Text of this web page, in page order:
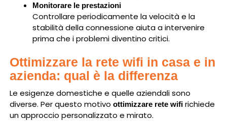
Monitorare le prestazioni
Controllare periodicamente la velocità e la
stabilità della connessione aiuta a intervenire
prima che i problemi diventino critici.
Ottimizzare la rete wifi in casa e in
azienda: qual è la differenza
Le esigenze domestiche e quelle aziendali sono
diverse. Per questo motivo ottimizzare rete wifi richiede
un approccio personalizzato e mirato.